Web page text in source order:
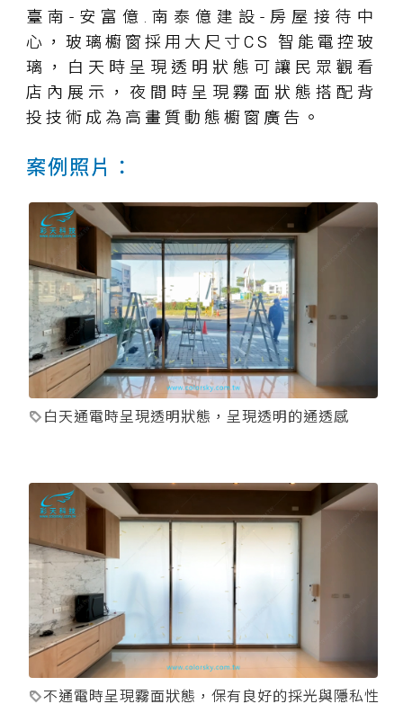
臺南-安富億.南泰億建設-房屋接待中
心，玻璃櫥窗採用大尺寸CS 智能電控玻
璃，白天時呈現透明狀態可讓民眾觀看
店內展示，夜間時呈現霧面狀態搭配背
投技術成為高畫質動態櫥窗廣告。
案例照片：
白天通電時呈現透明狀態，呈現透明的通透感
不通電時呈現霧面狀態，保有良好的採光與隱私性